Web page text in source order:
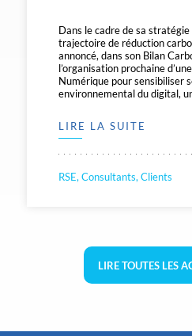
Dans le cadre de sa stratégie
trajectoire de réduction
annoncé, dans son Bilan
l’organisation prochaine
Numérique pour sensibiliser
environnemental du digital,
LIRE LA SUITE
RSE, Consultants, Clients
LIRE TOUTES LES